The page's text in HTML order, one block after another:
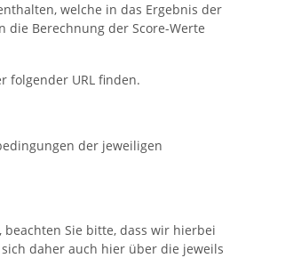
welche in das Ergebnis der
Berechnung der Score-Werte
folgender URL finden.
der jeweiligen
Sie bitte, dass wir hierbei
daher auch hier über die jeweils